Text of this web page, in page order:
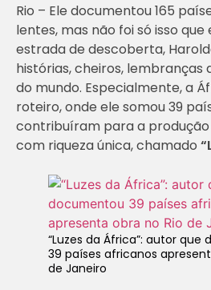
Rio – Ele documentou 165
lentes, mas não foi só isso que
estrada de descoberta,
histórias, cheiros, lembranças
do mundo. Especialmente, a
roteiro, onde ele somou 39
contribuíram para a produção
com riqueza única, chamado
“Luzes da África”: autor que
39 países africanos
de Janeiro